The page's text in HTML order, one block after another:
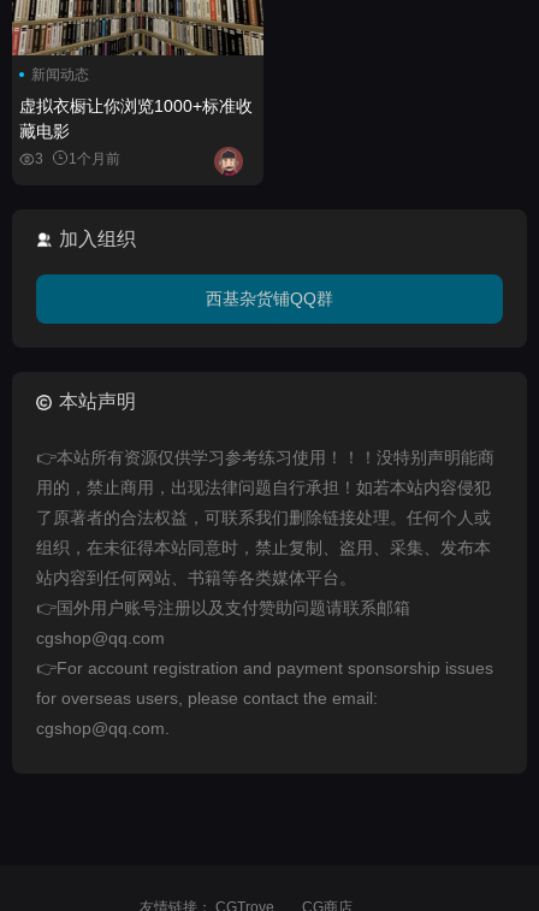
新闻动态
虚拟衣橱让你浏览1000+标准收
藏电影
3 1个月前
加入组织
西基杂货铺QQ群
本站声明
👉本站所有资源仅供学习参考练习使用！！！没特别声明能商
用的，禁止商用，出现法律问题自行承担！如若本站内容侵犯
了原著者的合法权益，可联系我们删除链接处理。任何个人或
组织，在未征得本站同意时，禁止复制、盗用、采集、发布本
站内容到任何网站、书籍等各类媒体平台。
👉国外用户账号注册以及支付赞助问题请联系邮箱
cgshop@qq.com
👉For account registration and payment sponsorship issues
for overseas users, please contact the email:
cgshop@qq.com.
友情链接： CGTrove CG商店